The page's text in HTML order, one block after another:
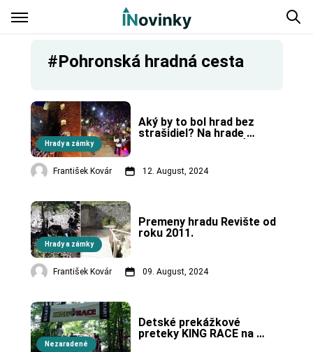
#Pohronská hradná cesta
Hrady a zámky
Aký by to bol hrad bez
strašidiel? Na hrade
František Kovár 12. August, 2024
Hrady a zámky
Premeny hradu Revište od
roku 2011.
František Kovár 09. August, 2024
Nezaradené
Detské prekážkové
preteky KING RACE na